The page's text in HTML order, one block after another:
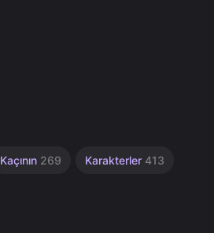
Kaçının 269 Karakterler 413